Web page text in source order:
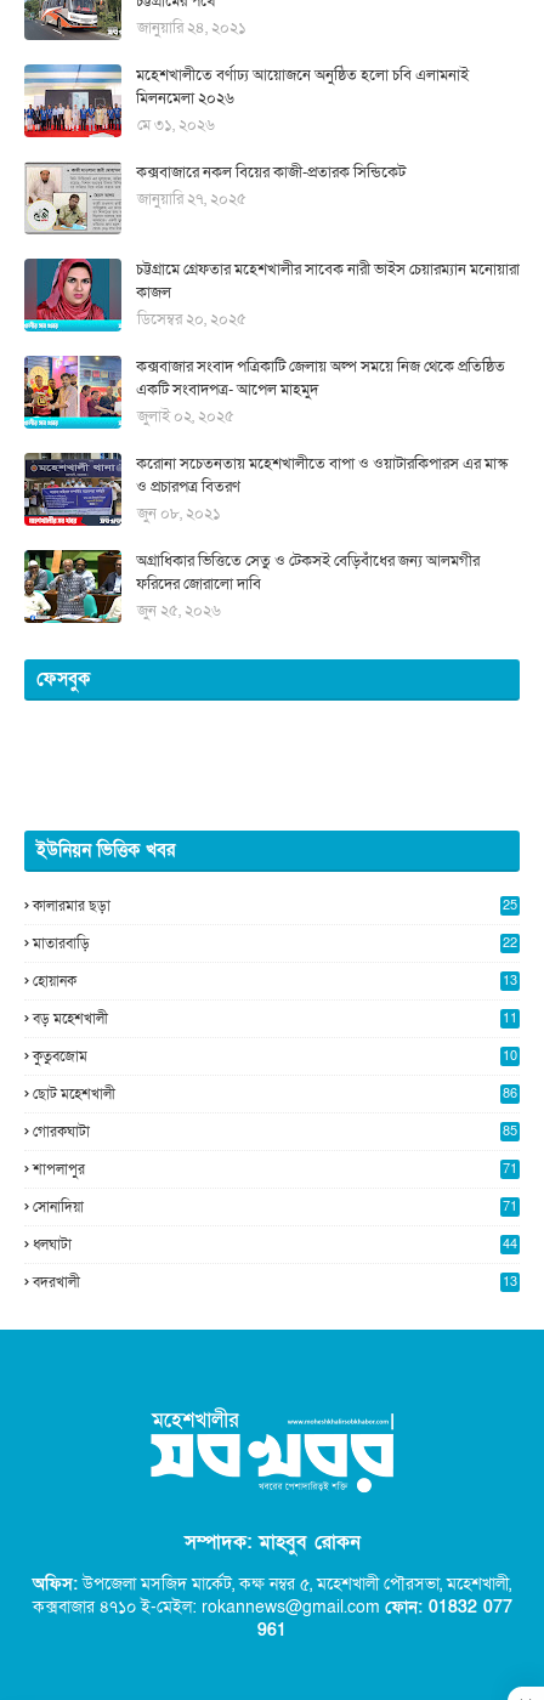
জানুয়ারি ২৪, ২০২১
মহেশখালীতে বর্ণাঢ্য আয়োজনে অনুষ্ঠিত হলো চবি এলামনাই
মিলনমেলা ২০২৬
মে ৩১, ২০২৬
কক্সবাজারে নকল বিয়ের কাজী-প্রতারক সিন্ডিকেট
জানুয়ারি ২৭, ২০২৫
চট্টগ্রামে গ্রেফতার মহেশখালীর সাবেক নারী ভাইস চেয়ারম্যান মনোয়ারা
কাজল
ডিসেম্বর ২০, ২০২৫
কক্সবাজার সংবাদ পত্রিকাটি জেলায় অল্প সময়ে নিজ থেকে প্রতিষ্ঠিত
একটি সংবাদপত্র- আপেল মাহমুদ
জুলাই ০২, ২০২৫
করোনা সচেতনতায় মহেশখালীতে বাপা ও ওয়াটারকিপারস এর মাস্ক
ও প্রচারপত্র বিতরণ
জুন ০৮, ২০২১
অগ্রাধিকার ভিত্তিতে সেতু ও টেকসই বেড়িবাঁধের জন্য আলমগীর
ফরিদের জোরালো দাবি
জুন ২৫, ২০২৬
ফেসবুক
ইউনিয়ন ভিত্তিক খবর
কালারমার ছড়া
25
মাতারবাড়ি
22
হোয়ানক
13
বড় মহেশখালী
11
কুতুবজোম
10
ছোট মহেশখালী 86
গোরকঘাটা 85
শাপলাপুর 71
সোনাদিয়া 71
ধলঘাটা 44
বদরখালী 13
সম্পাদক: মাহবুব রোকন
অফিস:উপজেলা মসজিদ মার্কেট, কক্ষ নম্বর ৫,মহেশখালী পৌরসভা, মহেশখালী,
কক্সবাজার ৪৭১০ ই-মেইল: rokannews@gmail.com ফোন: 01832 077
961